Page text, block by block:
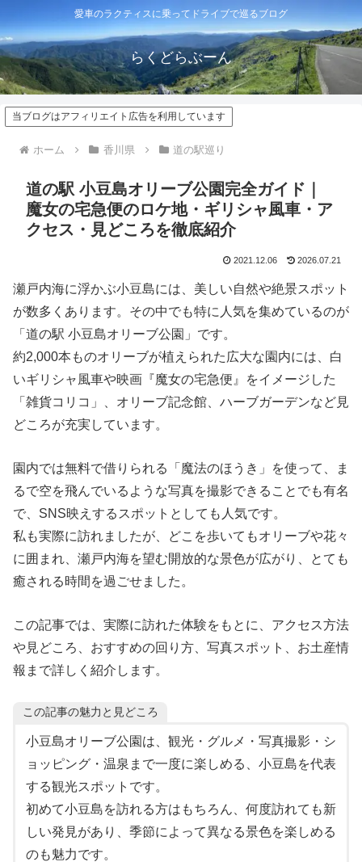
愛車のラクティスに乗ってドライブで巡るブログ
らくどらぶーん
当ブログはアフィリエイト広告を利用しています
ホーム 香川県 道の駅巡り
道の駅 小豆島オリーブ公園完全ガイド｜
魔女の宅急便のロケ地・ギリシャ風車・ア
クセス・見どころを徹底紹介
2021.12.06 2026.07.21
瀬戸内海に浮かぶ小豆島には、美しい自然や絶景スポット
が数多くあります。その中でも特に人気を集めているのが
「道の駅 小豆島オリーブ公園」です。
約2,000本ものオリーブが植えられた広大な園内には、白
いギリシャ風車や映画『魔女の宅急便』をイメージした
「雑貨コリコ」、オリーブ記念館、ハーブガーデンなど見
どころが充実しています。
園内では無料で借りられる「魔法のほうき」を使って、ま
るで空を飛んでいるような写真を撮影できることでも有名
で、SNS映えするスポットとしても人気です。
私も実際に訪れましたが、どこを歩いてもオリーブや花々
に囲まれ、瀬戸内海を望む開放的な景色が広がり、とても
癒される時間を過ごせました。
この記事では、実際に訪れた体験をもとに、アクセス方法
や見どころ、おすすめの回り方、写真スポット、お土産情
報まで詳しく紹介します。
この記事の魅力と見どころ
小豆島オリーブ公園は、観光・グルメ・写真撮影・シ
ョッピング・温泉まで一度に楽しめる、小豆島を代表
する観光スポットです。
初めて小豆島を訪れる方はもちろん、何度訪れても新
しい発見があり、季節によって異なる景色を楽しめる
のも魅力です。